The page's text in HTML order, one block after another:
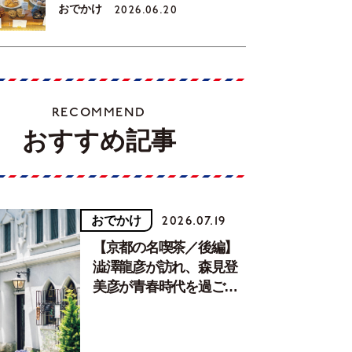
おでかけ 2026.06.20
RECOMMEND
おすすめ記事
おでかけ 2026.07.19
【京都の名喫茶／後編】
澁澤龍彦が訪れ、森見登
美彦が青春時代を過ごし